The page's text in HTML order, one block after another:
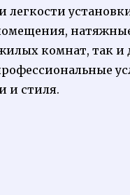
легкости
комнат, так и
и стиля.